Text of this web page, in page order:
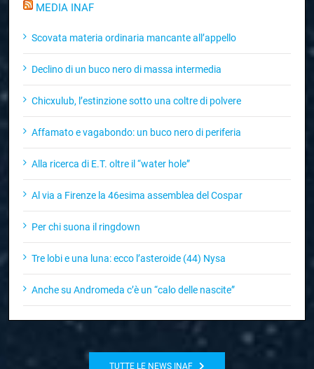
MEDIA INAF
Scovata materia ordinaria mancante all’appello
Declino di un buco nero di massa intermedia
Chicxulub, l’estinzione sotto una coltre di polvere
Affamato e vagabondo: un buco nero di periferia
Alla ricerca di E.T. oltre il “water hole”
Al via a Firenze la 46esima assemblea del Cospar
Per chi suona il ringdown
Tre lobi e una luna: ecco l’asteroide (44) Nysa
Anche su Andromeda c’è un “calo delle nascite”
TUTTE LE NEWS INAF